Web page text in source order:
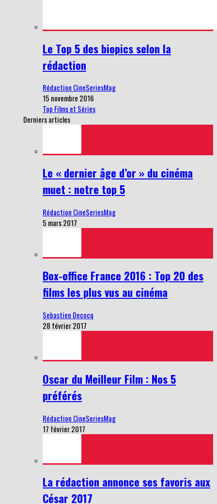
Le Top 5 des biopics selon la
rédaction
Rédaction CineSeriesMag
15 novembre 2016
Top Films et Séries
Derniers articles
Le « dernier âge d’or » du cinéma
muet : notre top 5
Rédaction CineSeriesMag
5 mars 2017
Box-office France 2016 : Top 20 des
films les plus vus au cinéma
Sebastien Decocq
28 février 2017
Oscar du Meilleur Film : Nos 5
préférés
Rédaction CineSeriesMag
17 février 2017
La rédaction annonce ses favoris aux
César 2017